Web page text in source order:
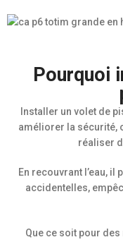
Pourquoi
Installer un volet de
améliorer la sécurité,
réaliser
En recouvrant l’eau,
accidentelles,
Que ce soit pour